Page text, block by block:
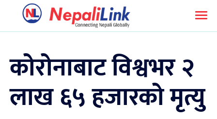
कोरोनाबाट विश्वभर २
लाख ६५ हजारको मृत्यु